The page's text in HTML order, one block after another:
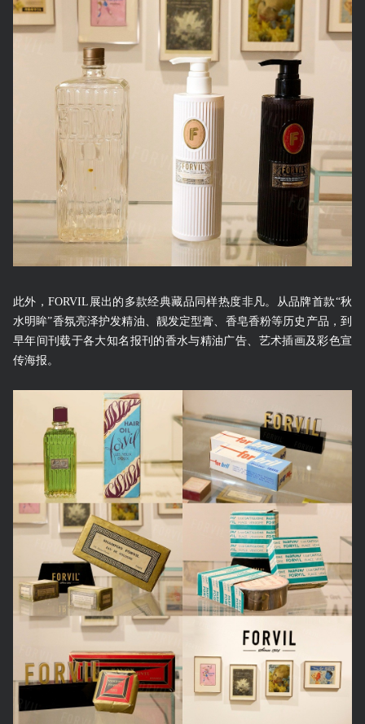
此外，FORVIL展出的多款经典藏品同样热度非凡。从品牌首款“秋
水明眸”香氛亮泽护发精油、靓发定型膏、香皂香粉等历史产品，到
早年间刊载于各大知名报刊的香水与精油广告、艺术插画及彩色宣
传海报。